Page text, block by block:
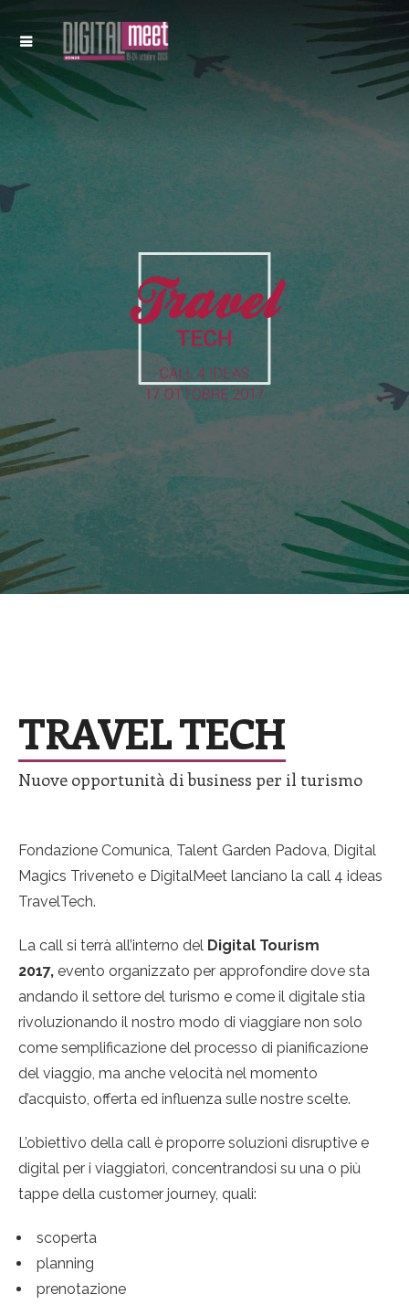
TRAVEL TECH
Nuove opportunità di business per il turismo
Fondazione Comunica, Talent Garden Padova, Digital
Magics Triveneto e DigitalMeet lanciano la call 4 ideas
TravelTech.
La call si terrà all’interno del Digital Tourism
2017, evento organizzato per approfondire dove sta
andando il settore del turismo e come il digitale stia
rivoluzionando il nostro modo di viaggiare non solo
come semplificazione del processo di pianificazione
del viaggio, ma anche velocità nel momento
d’acquisto, offerta ed influenza sulle nostre scelte.
L’obiettivo della call è proporre soluzioni disruptive e
digital per i viaggiatori, concentrandosi su una o più
tappe della customer journey, quali:
scoperta
planning
prenotazione